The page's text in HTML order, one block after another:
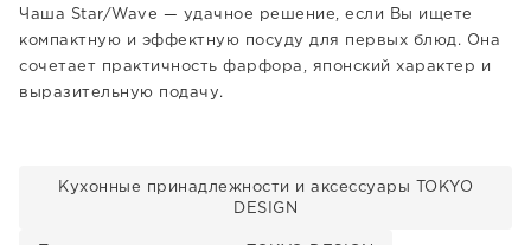
Чаша Star/Wave — удачное решение, если Вы ищете
компактную и эффектную посуду для первых блюд. Она
сочетает практичность фарфора, японский характер и
выразительную подачу.
Кухонные принадлежности и аксессуары TOKYO
DESIGN